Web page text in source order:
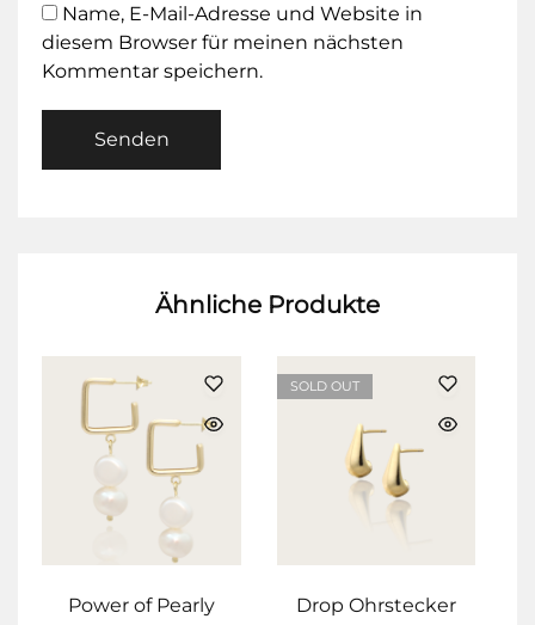
Name, E-Mail-Adresse und Website in
diesem Browser für meinen nächsten
Kommentar speichern.
Ähnliche Produkte
Power of Pearly
SOLD OUT
Drop Ohrstecker